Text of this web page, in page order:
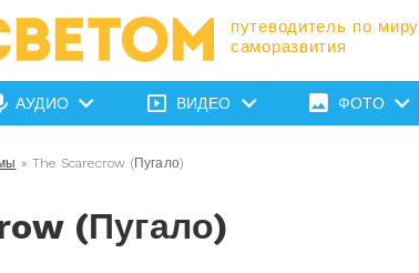
путеводитель по миру
саморазвития
АУДИО ВИДЕО ФОТО
» The Scarecrow (Пугало)
(Пугало)